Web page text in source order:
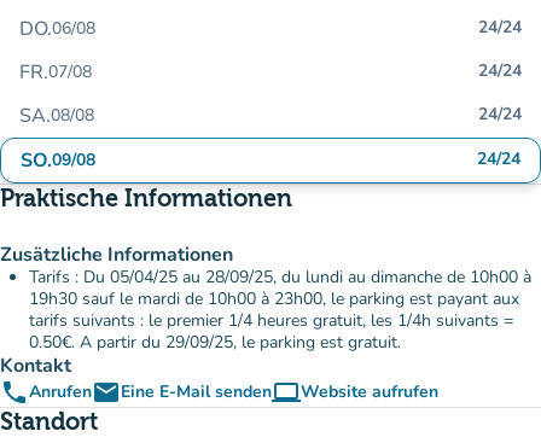
DO.06/08 24/24
FR.07/08 24/24
SA.08/08 24/24
SO.09/08 24/24
Praktische Informationen
Zusätzliche Informationen
Tarifs : Du 05/04/25 au 28/09/25, du lundi au dimanche de 10h00 à
19h30 sauf le mardi de 10h00 à 23h00, le parking est payant aux
tarifs suivants : le premier 1/4 heures gratuit, les 1/4h suivants =
0.50€. A partir du 29/09/25, le parking est gratuit.
Kontakt
phoneAnrufenemailEine E-Mail sendencomputerWebsite aufrufen
(new tab)
Standort